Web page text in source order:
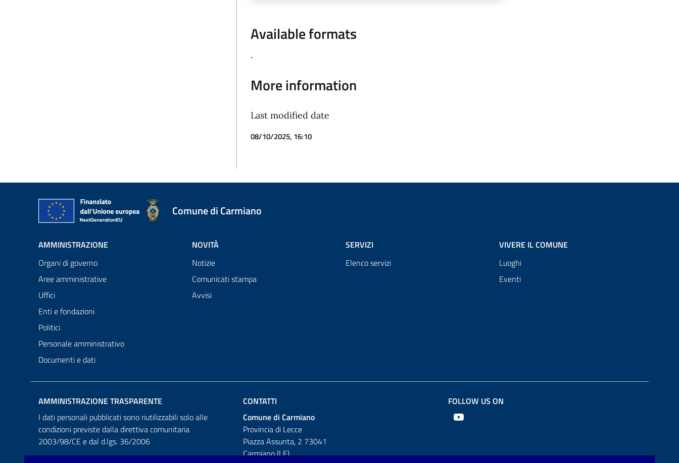
Available formats
.
More information
Last modified date
08/10/2025, 16:10
Comune di Carmiano
AMMINISTRAZIONE
Organi di governo
Aree amministrative
Uffici
Enti e fondazioni
Politici
Personale amministrativo
Documenti e dati
NOVITÀ
Notizie
Comunicati stampa
Avvisi
SERVIZI
Elenco servizi
VIVERE IL COMUNE
Luoghi
Eventi
AMMINISTRAZIONE TRASPARENTE
I dati personali pubblicati sono riutilizzabili solo alle
condizioni previste dalla direttiva comunitaria
2003/98/CE e dal d.lgs. 36/2006
CONTATTI
Comune di Carmiano
Provincia di Lecce
Piazza Assunta, 2 73041
Carmiano (LE)
FOLLOW US ON